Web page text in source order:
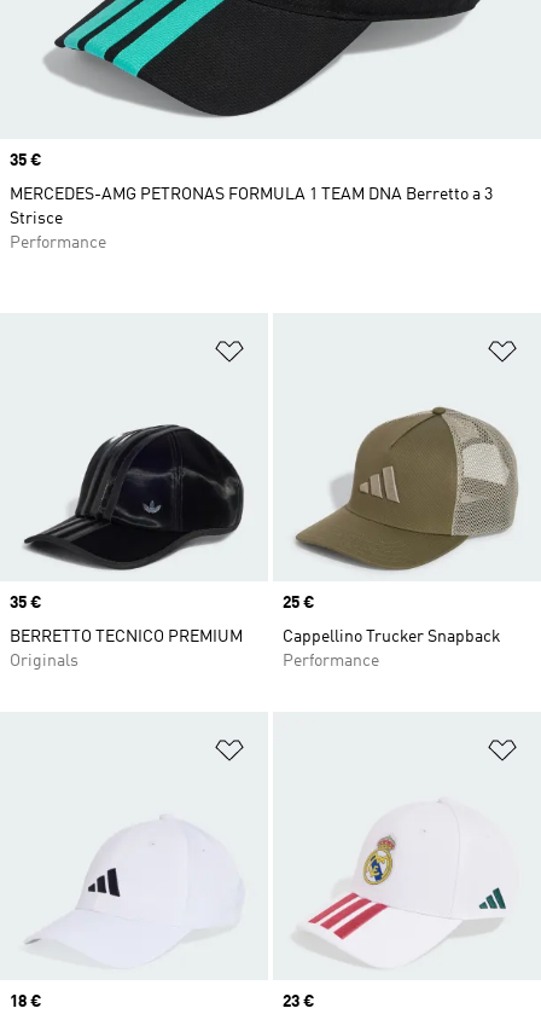
Aggiungi alla lista dei desideri
Price
35 €
BERRETTO TECNICO PREMIUM
Originals
Price
25 €
Cappellino Trucker Snapback
Performance
Aggiungi alla lista dei desideri
Price
18 €
Price
23 €
Price
35 €
MERCEDES-AMG PETRONAS FORMULA 1 TEAM DNA Berretto a 3
Strisce
Performance